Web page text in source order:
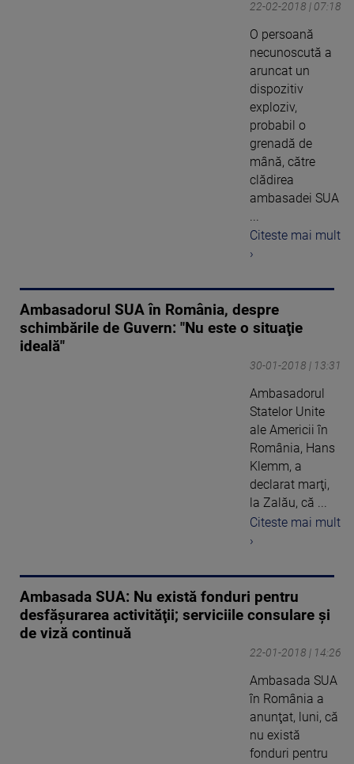
22-02-2018 | 07:18
O persoană
necunoscută a
aruncat un
dispozitiv
exploziv,
probabil o
grenadă de
mână, către
clădirea
ambasadei SUA
Citeste mai mult
›
Ambasadorul SUA în România, despre
schimbările de Guvern: "Nu este o situaţie
ideală"
30-01-2018 | 13:31
Ambasadorul
Statelor Unite
ale Americii în
România, Hans
Klemm, a
declarat marţi,
la Zalău, că ...
Citeste mai mult
›
Ambasada SUA: Nu există fonduri pentru
desfăşurarea activităţii; serviciile consulare şi
de viză continuă
22-01-2018 | 14:26
Ambasada SUA
în România a
anunţat, luni, că
nu există
fonduri pentru